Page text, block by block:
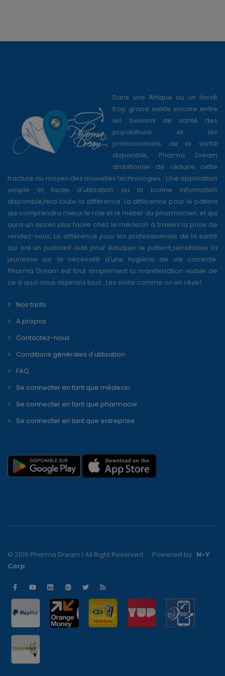
Dans une Afrique ou un fossé
trop grand existe encore entre
les besoins de santé des
populations et les
professionnels de la santé
disponible, Pharma Dream
ambitionne de réduire cette
fracture au moyen des nouvelles technologies : Une application
simple et facile d'utilisation ou la bonne information
disponible,fera toute la différence. La différence pour le patient
qui comprendra mieux le role et le métier du pharmacien, et qui
aura un accès plus facile chez le médecin à travers la prise de
rendez-vous, La différence pour les professionnels de la santé
qui ont un puissant outil pour éduquer le patient,sensibiliser la
jeunesse sur la nécessité d'une hygiène de vie correcte.
Pharma Dream est tout simplement la manifestation visible de
ce à quoi nous aspirons tous...Les soins comme on en rêve!
Nos tarifs
A propos
Contactez-nous
Conditions générales d'utilisation
FAQ
Se connecter en tant que médecin
Se connecter en tant que pharmacie
Se connecter en tant que entreprise
© 2019 Pharma Dream | All Right Reserved Powered by : N-Y
Corp